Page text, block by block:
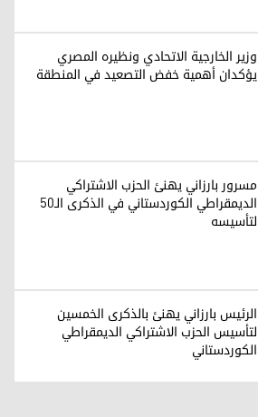
وزير الخارجية الاتحادي ونظيره المصري
يؤكدان أهمية خفض التصعيد في المنطقة
مسرور بارزاني يهنئ الحزب الاشتراكي
الديمقراطي الكوردستاني في الذكرى الـ50
لتأسيسه
الرئيس بارزاني يهنئ بالذكرى الخمسين
لتأسيس الحزب الاشتراکي الديمقراطي
الكوردستاني